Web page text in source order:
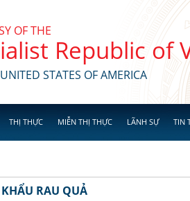
OF THE
Republic of
STATES OF AMERICA
THỊ THỰC MIỄN THỊ THỰC LÃNH SỰ TIN
RAU QUẢ